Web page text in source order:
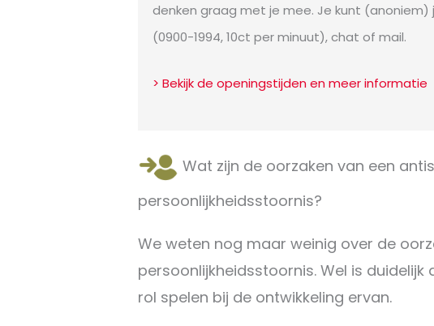
denken graag met je mee. Je kunt
(0900-1994, 10ct per minuut), chat of mail.
> Bekijk de openingstijden en meer informatie
Wat zijn de oorzaken van een
persoonlijkheidsstoornis?
We weten nog maar weinig over de
persoonlijkheidsstoornis. Wel is
rol spelen bij de ontwikkeling ervan.